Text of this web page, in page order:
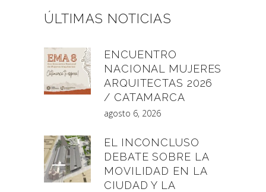
ÚLTIMAS NOTICIAS
ENCUENTRO
NACIONAL MUJERES
ARQUITECTAS 2026
/ CATAMARCA
agosto 6, 2026
EL INCONCLUSO
DEBATE SOBRE LA
MOVILIDAD EN LA
CIUDAD Y LA